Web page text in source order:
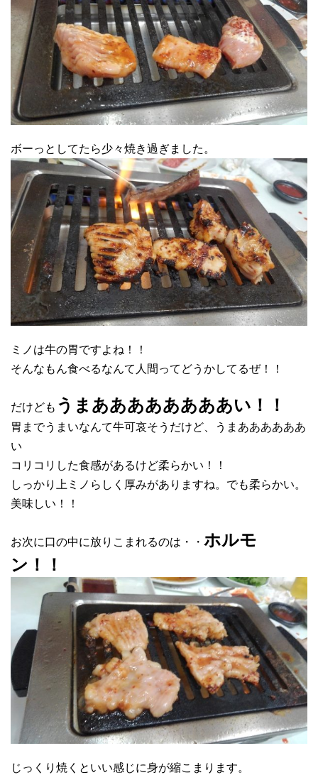
ボーっとしてたら少々焼き過ぎました。
ミノは牛の胃ですよね！！
そんなもん食べるなんて人間ってどうかしてるぜ！！
だけども うまああああああああい！！
胃までうまいなんて牛可哀そうだけど、うまああああああ
い
コリコリした食感があるけど柔らかい！！
しっかり上ミノらしく厚みがありますね。でも柔らかい。
美味しい！！
お次に口の中に放りこまれるのは・・ ホルモ
ン！！
じっくり焼くといい感じに身が縮こまります。